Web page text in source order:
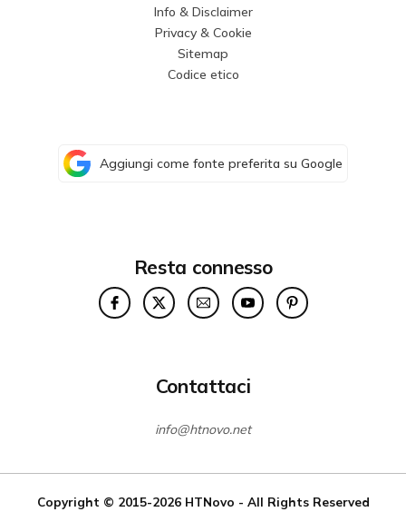
Info & Disclaimer
Privacy & Cookie
Sitemap
Codice etico
Aggiungi come fonte preferita su Google
Resta connesso
Contattaci
info@htnovo.net
Copyright © 2015-2026 HTNovo - All Rights Reserved